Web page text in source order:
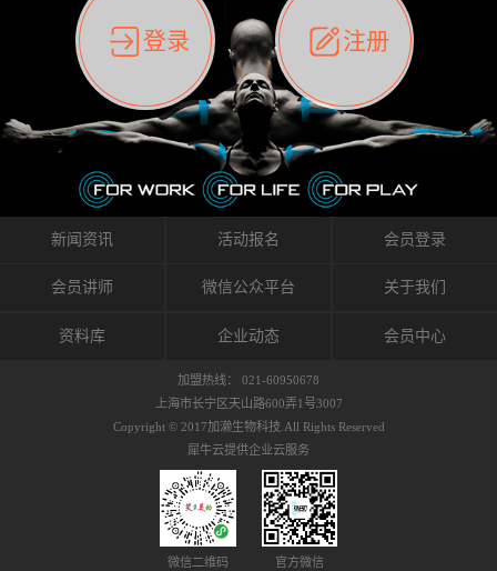
它都很坚强的贴着，没有出现过任何瘙痒的迹
象。不同的条件下，同一个身体，不同的部位
皮肤的敏感度也有不同。因此我们KINESIO要做
的，是在研发生产过程中竭尽全力的降低致敏
性，减少贴布本身带来的致敏率。那到底是什
么原因引起的过敏瘙痒呢？我整理了以下内容
仅供大家参考，希望能给予大家帮助。首先我
们分析解剖下过敏的原因，然后简说一下
KINESIO贴布贴扎后预防应对。我把导致过敏的
原因，简单分为外因和内因。外因1，贴布贴布
括：1）面料的伸展率、回缩率、纤维的刺激
能会给皮肤带来过度的刺激，从而引起过敏瘙
了适合居住的环境。 在现代医学上，这种细胞
因子是一种酶的观点往往被否定，但在体内有
有毒细菌和无毒细菌，它们起着保持身体平衡
的作用。 Kinesio肌内效贴不像药物那样在短时
间内表现出症状，而是通过花费时间创造一个
对身体没有伤害（副作用等）的环境来减轻症
状。 但是，由于营养、精神、运动的平衡被破
坏，各种细胞就会发生病态变化。 在一定的状
态下，细胞因子会自动捕捉异常，并在细胞之
间传递适当的修复信息。可以收集各自所需的
因子级联；细胞因子的连锁反应）。 如果这种
者甚至提供不需要的物质。 因此，身体所需的
自然愈合能力不仅不能发挥作用，反而会造成
恶化的环境。Kinesio肌内效贴的作用，就是解
决这些问题。 KinesioTaping ® （Kinesio贴扎
疗法）的概念是空（空间），动（流动），冷
（抑制热的上升），为了实现这些，贴布的质
作出来。 特别地，Kinesio Medical
Tappling®（Kinesio医疗贴扎）通过从皮肤表面
长时间给予适...
筋膜，对关节进行非常轻柔的刺激，增加患部
的治疗区域。 snowflake“雪花”贴布不会妨碍皮
肤上下左右运动，有效的辅助修复关节周围组
织的筋膜。它可以作用于关节或肌肉表面，释
放压力，刺激深层筋膜。“雪花”贴扎疗法是一
种可以改变肌肉、筋膜和间质液之间自然流动
关系的方法。 间质液间质被称为人体的新器
官。研究人员认为，整个身体的网络是由坚韧
且柔软的蛋白质结构所支撑的相互连接的充满
流体的空间构成的。如果作为脏器，这是人体
最大的脏器，约占体重的20%（相比之下，皮
内流通，有助于细胞的再生和恢复。“1”“雪花”
周围进行轻柔的刺激，改善受影响的关节和肌
到辅助修复损伤组织的作用。对组织的营养供
膜，韧带和关节周围皮下组织的关节囊。 流
体力学理论加濑博士-Kinesio肌内效贴布的发明
人流体力学理论是以对日常生活产生反复影响
的纤细筋膜的性质为焦点。 筋膜容易受到外部
登录 注册
新闻资讯 活动报名 会员登录
会员讲师 微信公众平台 关于我们
资料库 企业动态 会员中心
加盟热线： 021-60950678
上海市长宁区天山路600弄1号3007
Copyright © 2017加濑生物科技.All Rights Reserved
犀牛云提供企业云服务
微信二维码 官方微信